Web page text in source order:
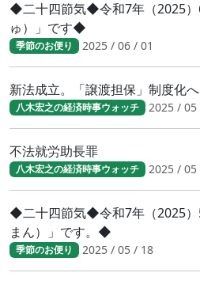
◆二十四節気◆令和7年（2025）
ゅ）」です◆
季節のお便り 2025 / 06 / 01
新法成立。「譲渡担保」制度化へ
八木宏之の経済時事ウォッチ 2025 / 05
不法就労助長罪
八木宏之の経済時事ウォッチ 2025 / 05
◆二十四節気◆令和7年（2025）
まん）」です。◆
季節のお便り 2025 / 05 / 18